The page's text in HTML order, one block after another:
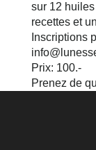
sur 12
recettes et
Inscriptions
Prix: 100.-
Prenez de